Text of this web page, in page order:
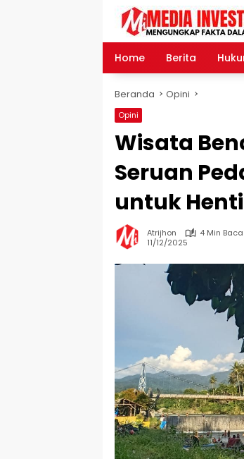
Home Berita
Beranda Opini
Opini
Wisata
Seruan
untuk
Atrijhon
4 Min Baca
11/12/2025